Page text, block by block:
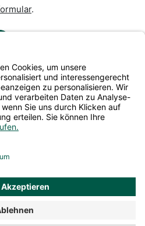
.
zzgl.Versandkosten
wenn nicht anders